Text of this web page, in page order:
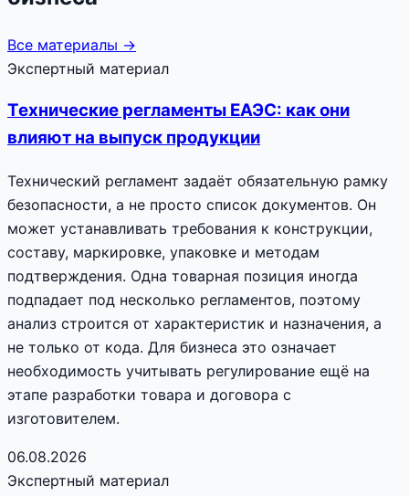
Все материалы →
Экспертный материал
Технические регламенты ЕАЭС: как они
влияют на выпуск продукции
Технический регламент задаёт обязательную рамку
безопасности, а не просто список документов. Он
может устанавливать требования к конструкции,
составу, маркировке, упаковке и методам
подтверждения. Одна товарная позиция иногда
подпадает под несколько регламентов, поэтому
анализ строится от характеристик и назначения, а
не только от кода. Для бизнеса это означает
необходимость учитывать регулирование ещё на
этапе разработки товара и договора с
изготовителем.
06.08.2026
Экспертный материал